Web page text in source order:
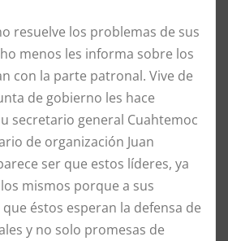
resuelve los problemas de sus
menos les informa sobre los
con la parte patronal. Vive de
de gobierno les hace
secretario general Cuahtemoc
de organización Juan
ser que estos líderes, ya
mismos porque a sus
éstos esperan la defensa de
y no solo promesas de